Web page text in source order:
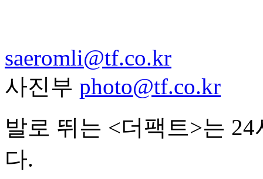
saeromli@tf.co.kr
사진부 photo@tf.co.kr
발로 뛰는 <더팩트>는
다.